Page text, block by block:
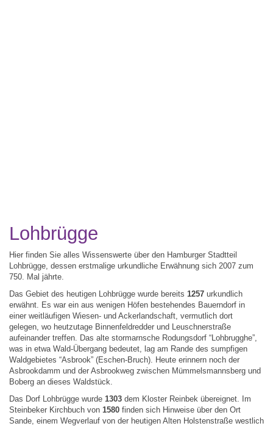
Lohbrügge
Hier finden Sie alles Wissenswerte über den Hamburger Stadtteil
Lohbrügge, dessen erstmalige urkundliche Erwähnung sich 2007 zum
750. Mal jährte.
Das Gebiet des heutigen Lohbrügge wurde bereits 1257 urkundlich
erwähnt. Es war ein aus wenigen Höfen bestehendes Bauerndorf in
einer weitläufigen Wiesen- und Ackerlandschaft, vermutlich dort
gelegen, wo heutzutage Binnenfeldredder und Leuschnerstraße
aufeinander treffen. Das alte stormarnsche Rodungsdorf “Lohbrugghe”,
was in etwa Wald-Übergang bedeutet, lag am Rande des sumpfigen
Waldgebietes “Asbrook” (Eschen-Bruch). Heute erinnern noch der
Asbrookdamm und der Asbrookweg zwischen Mümmelsmannsberg und
Boberg an dieses Waldstück.
Das Dorf Lohbrügge wurde 1303 dem Kloster Reinbek übereignet. Im
Steinbeker Kirchbuch von 1580 finden sich Hinweise über den Ort
Sande, einem Wegverlauf von der heutigen Alten Holstenstraße westlich